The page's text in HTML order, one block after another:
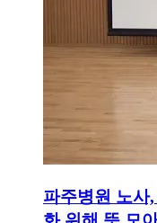
파주병원 노사